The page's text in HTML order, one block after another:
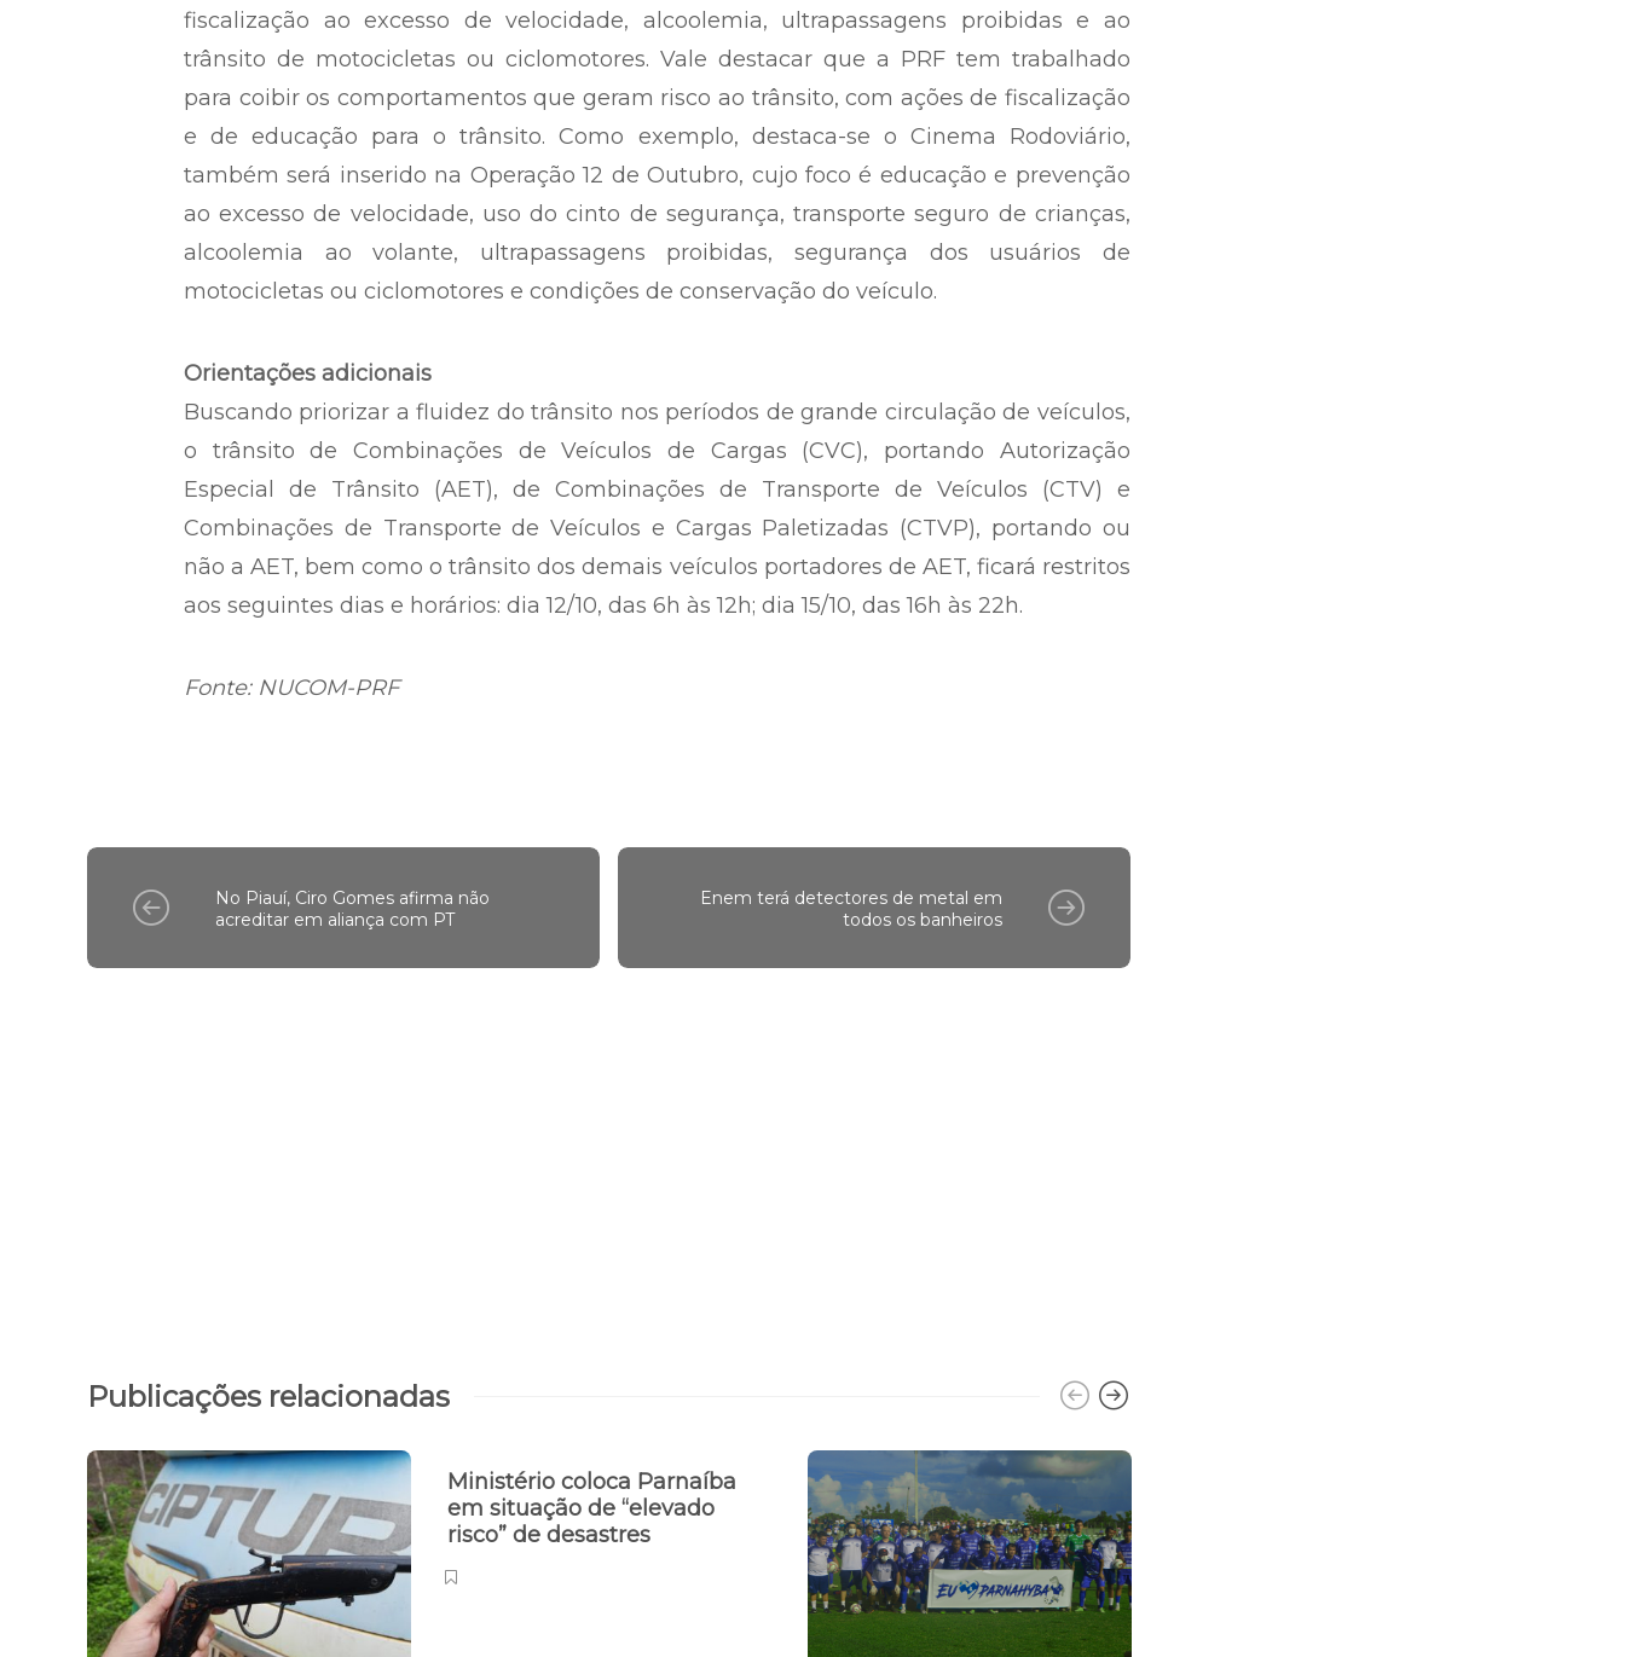
fiscalização ao excesso de velocidade, alcoolemia, ultrapassagens proibidas e ao
trânsito de motocicletas ou ciclomotores. Vale destacar que a PRF tem trabalhado
para coibir os comportamentos que geram risco ao trânsito, com ações de fiscalização
e de educação para o trânsito. Como exemplo, destaca-se o Cinema Rodoviário,
também será inserido na Operação 12 de Outubro, cujo foco é educação e prevenção
ao excesso de velocidade, uso do cinto de segurança, transporte seguro de crianças,
alcoolemia ao volante, ultrapassagens proibidas, segurança dos usuários de
motocicletas ou ciclomotores e condições de conservação do veículo.
Orientações adicionais
Buscando priorizar a fluidez do trânsito nos períodos de grande circulação de veículos,
o trânsito de Combinações de Veículos de Cargas (CVC), portando Autorização
Especial de Trânsito (AET), de Combinações de Transporte de Veículos (CTV) e
Combinações de Transporte de Veículos e Cargas Paletizadas (CTVP), portando ou
não a AET, bem como o trânsito dos demais veículos portadores de AET, ficará restritos
aos seguintes dias e horários: dia 12/10, das 6h às 12h; dia 15/10, das 16h às 22h.
Fonte: NUCOM-PRF
No Piauí, Ciro Gomes afirma não
acreditar em aliança com PT
Enem terá detectores de metal em
todos os banheiros
Publicações relacionadas
Ministério coloca Parnaíba
em situação de “elevado
risco” de desastres